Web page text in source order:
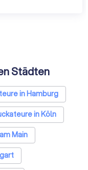
Städten
in Hamburg
in Köln
Main